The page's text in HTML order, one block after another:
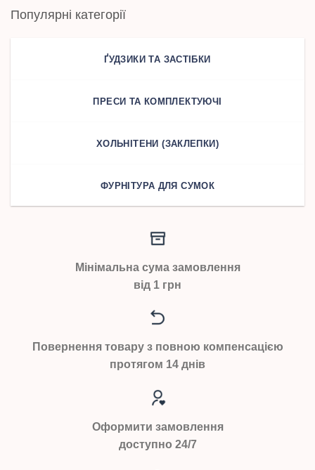
Популярні категорії
ҐУДЗИКИ ТА ЗАСТІБКИ
ПРЕСИ ТА КОМПЛЕКТУЮЧІ
ХОЛЬНІТЕНИ (ЗАКЛЕПКИ)
ФУРНІТУРА ДЛЯ СУМОК
Мінімальна сума замовлення
від 1 грн
Повернення товару з повною компенсацією
протягом 14 днів
Оформити замовлення
доступно 24/7